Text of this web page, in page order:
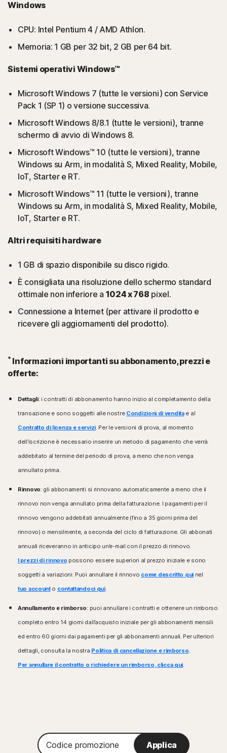
Windows
CPU: Intel Pentium 4 / AMD Athlon.
Memoria: 1 GB per 32 bit, 2 GB per 64 bit.
Sistemi operativi Windows™
Microsoft Windows 7 (tutte le versioni) con Service
Pack 1 (SP 1) o versione successiva.
Microsoft Windows 8/8.1 (tutte le versioni), tranne
schermo di avvio di Windows 8.
Microsoft Windows™ 10 (tutte le versioni), tranne
Windows su Arm, in modalità S, Mixed Reality, Mobile,
IoT, Starter e RT.
Microsoft Windows™ 11 (tutte le versioni), tranne
Windows su Arm, in modalità S, Mixed Reality, Mobile,
IoT, Starter e RT.
Altri requisiti hardware
1 GB di spazio disponibile su disco rigido.
È consigliata una risoluzione dello schermo standard
ottimale non inferiore a 1024 x 768 pixel.
Connessione a Internet (per attivare il prodotto e
ricevere gli aggiornamenti del prodotto).
* Informazioni importanti su abbonamento, prezzi e
offerte:
Dettagli: i contratti di abbonamento hanno inizio al completamento della
transazione e sono soggetti alle nostre Condizioni di venditae al
Contratto di licenza e servizi . Per le versioni di prova, al momento
dell’iscrizione è necessario inserire un metodo di pagamento che verrà
addebitato al termine del periodo di prova, a meno che non venga
annullato prima.
Rinnovo: gli abbonamenti si rinnovano automaticamente a meno che il
rinnovo non venga annullato prima della fatturazione. I pagamenti per il
rinnovo vengono addebitati annualmente (fino a 35 giorni prima del
rinnovo) o mensilmente, a seconda del ciclo di fatturazione. Gli abbonati
annuali riceveranno in anticipo un’e-mail con il prezzo di rinnovo.
I prezzi di rinnovo possono essere superiori al prezzo iniziale e sono
soggetti a variazioni. Puoi annullare il rinnovo come descritto quinel
tuo accounto contattandoci qui.
Annullamento e rimborso: puoi annullare i contratti e ottenere un rimborso
completo entro 14 giorni dall’acquisto iniziale per gli abbonamenti mensili
ed entro 60 giorni dai pagamenti per gli abbonamenti annuali. Per ulteriori
dettagli, consulta la nostra Politica di cancellazione e rimborso
Per annullare il contratto o richiedere un rimborso, clicca qui
Codice
promozione
Applica